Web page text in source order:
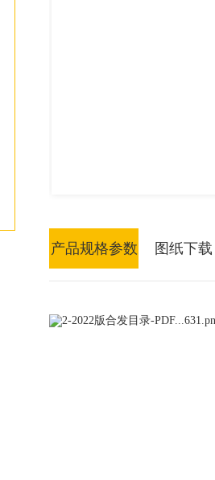
产品规格参数 图纸下载